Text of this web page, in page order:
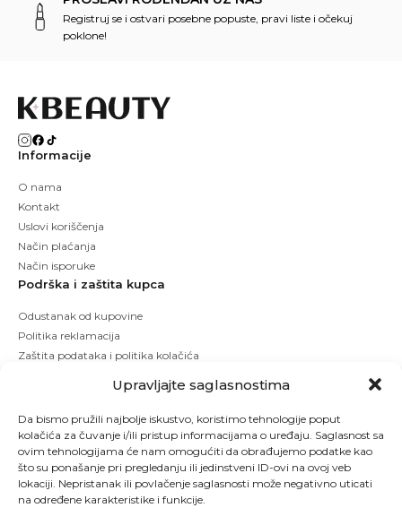
Upravljajte saglasnostima
Da bismo pružili najbolje iskustvo, koristimo tehnologije poput
kolačića za čuvanje i/ili pristup informacijama o uređaju. Saglasnost sa
ovim tehnologijama će nam omogućiti da obrađujemo podatke kao
što su ponašanje pri pregledanju ili jedinstveni ID-ovi na ovoj veb
lokaciji. Nepristanak ili povlačenje saglasnosti može negativno uticati
na određene karakteristike i funkcije.
Registruj se i ostvari posebne popuste, pravi liste i očekuj
poklone!
Informacije
O nama
Kontakt
Uslovi koriščenja
Način plaćanja
Način isporuke
Podrška i zaštita kupca
Odustanak od kupovine
Politika reklamacija
Zaštita podataka i politika kolačića